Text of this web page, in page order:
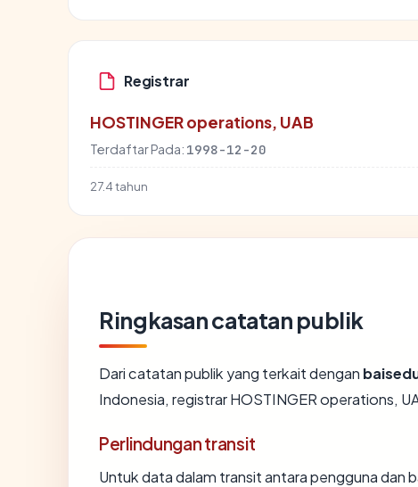
Registrar
HOSTINGER operations, UAB
Terdaftar Pada: 1998-12-20
27.4 tahun
Ringkasan catatan publik
Dari catatan publik yang terkait dengan
Indonesia, registrar HOSTINGER operations,
Perlindungan transit
Untuk data dalam transit antara pengguna dan